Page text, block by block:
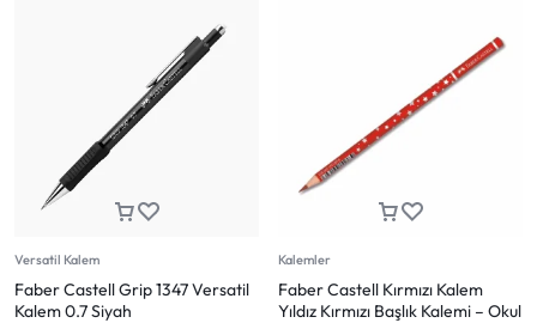
Versatil Kalem
Faber Castell Grip 1347 Versatil
Kalem 0.7 Siyah
Kalemler
Faber Castell Kırmızı Kalem
Yıldız Kırmızı Başlık Kalemi – Okul